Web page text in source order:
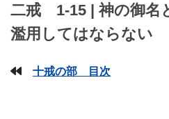
二戒 1-15 | 神の御名
濫用してはならない
十戒の部 目次